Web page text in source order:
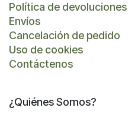
Política de devoluciones
Envíos
Cancelación de pedido
Uso de cookies
Contáctenos
¿Quiénes Somos?